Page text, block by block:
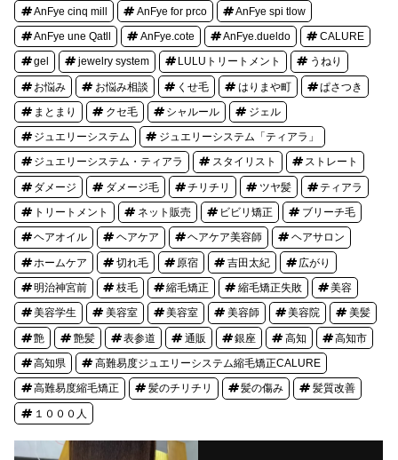
AnFye cinq mill AnFye for prco AnFye spi tlow
AnFye une Qatll AnFye.cote AnFye.dueldo CALURE
gel jewelry system LULUトリートメント うねり
お悩み お悩み相談 くせ毛 はりまや町 ぱさつき
まとまり クセ毛 シャルール ジェル
ジュエリーシステム ジュエリーシステム「ティアラ」
ジュエリーシステム・ティアラ スタイリスト ストレート
ダメージ ダメージ毛 チリチリ ツヤ髪 ティアラ
トリートメント ネット販売 ビビリ矯正 ブリーチ毛
ヘアオイル ヘアケア ヘアケア美容師 ヘアサロン
ホームケア 切れ毛 原宿 吉田太紀 広がり
明治神宮前 枝毛 縮毛矯正 縮毛矯正失敗 美容
美容学生 美容室 美容室 美容師 美容院 美髪
艶 艶髪 表参道 通販 銀座 高知 高知市
高知県 高難易度ジュエリーシステム縮毛矯正CALURE
高難易度縮毛矯正 髪のチリチリ 髪の傷み 髪質改善
１０００人